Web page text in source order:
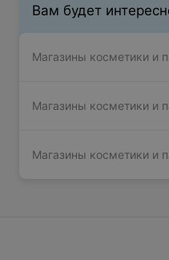
Вам будет
Магазины косметики и
Магазины косметики и
Магазины косметики и